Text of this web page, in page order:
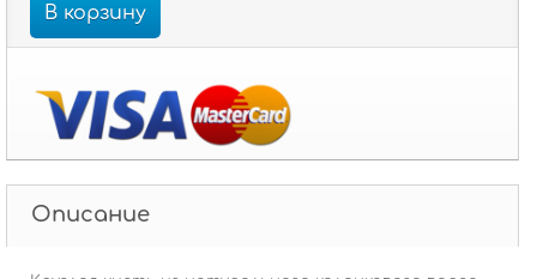
В корзину
Описание